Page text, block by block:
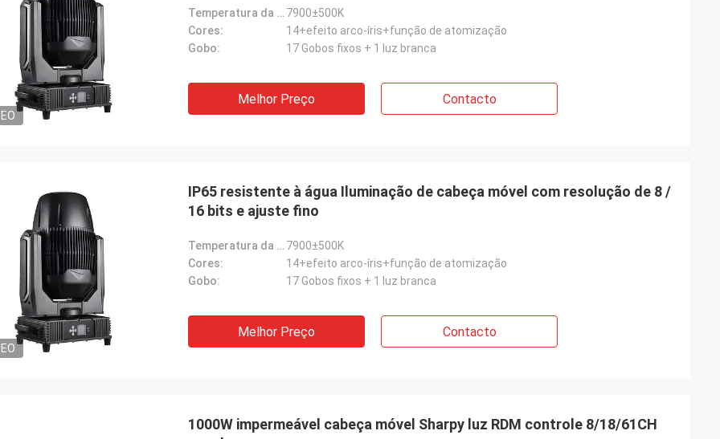
Temperatura da cor: 7900±500K
Cores:
14+efeito arco-íris+função de atomização
Gobo:
17 Gobos fixos + 1 luz branca
Melhor Preço Contacto
IP65 resistente à água Iluminação de cabeça móvel com resolução de 8 /
16 bits e ajuste fino
Temperatura da cor: 7900±500K
Cores:
14+efeito arco-íris+função de atomização
Gobo:
17 Gobos fixos + 1 luz branca
Melhor Preço Contacto
1000W impermeável cabeça móvel Sharpy luz RDM controle 8/18/61CH